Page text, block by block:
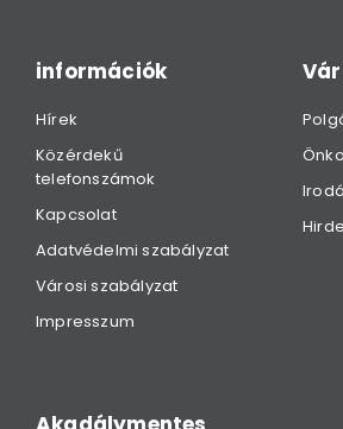
információk
Hírek
Közérdekű
telefonszámok
Kapcsolat
Adatvédelmi szabályzat
Városi szabályzat
Impresszum